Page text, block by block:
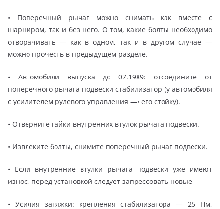
• Поперечный рычаг можно снимать как вместе с
шарниром, так и без него. О том, какие болты необходимо
отворачивать — как в одном, так и в другом случае —
можно прочесть в предыдущем разделе.
• Автомобили выпуска до 07.1989: отсоедините от
поперечного рычага подвески стабилизатор (у автомобиля
с усилителем рулевого управления —• его стойку).
• Отверните гайки внутренних втулок рычага подвески.
• Извлеките болты, снимите поперечный рычаг подвески.
• Если внутренние втулки рычага подвески уже имеют
износ, перед установкой следует запрессовать новые.
• Усилия затяжки: крепления стабилизатора — 25 Нм,